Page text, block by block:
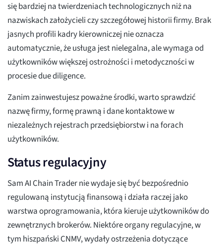
się bardziej na twierdzeniach technologicznych niż na
nazwiskach założycieli czy szczegółowej historii firmy. Brak
jasnych profili kadry kierowniczej nie oznacza
automatycznie, że usługa jest nielegalna, ale wymaga od
użytkowników większej ostrożności i metodyczności w
procesie due diligence.
Zanim zainwestujesz poważne środki, warto sprawdzić
nazwę firmy, formę prawną i dane kontaktowe w
niezależnych rejestrach przedsiębiorstw i na forach
użytkowników.
Status regulacyjny
Sam AI Chain Trader nie wydaje się być bezpośrednio
regulowaną instytucją finansową i działa raczej jako
warstwa oprogramowania, która kieruje użytkowników do
zewnętrznych brokerów. Niektóre organy regulacyjne, w
tym hiszpański CNMV, wydały ostrzeżenia dotyczące